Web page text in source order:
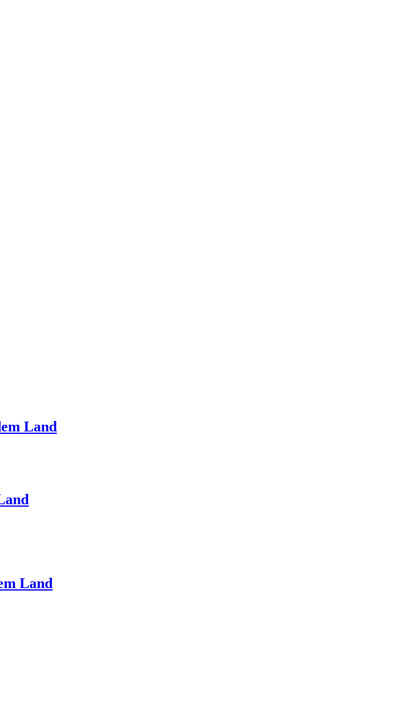
Land
Land